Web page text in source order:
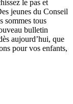
le pas et
jeunes du Conseil
sommes tous
bulletin
aujourd’hui, que
pour vos enfants,